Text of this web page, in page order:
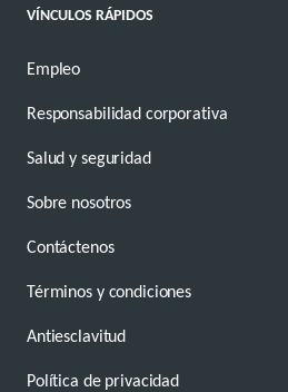
VÍNCULOS RÁPIDOS
Empleo
Responsabilidad corporativa
Salud y seguridad
Sobre nosotros
Contáctenos
Términos y condiciones
Antiesclavitud
Política de privacidad